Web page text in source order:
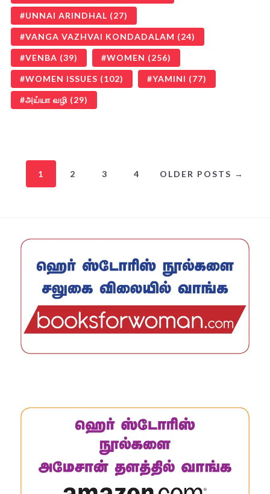
UNNAI ARINDHAL (27)
VANGA VAZHVAI KONDADALAM (24)
VENBA (39) WOMEN (256)
WOMEN ISSUES (102) YAMINI (77)
அய்யா வழி (29)
1 2 3 4 OLDER POSTS →